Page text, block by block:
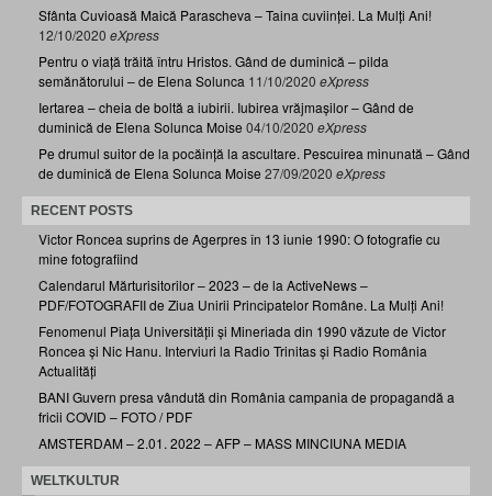
Sfânta Cuvioasă Maică Parascheva – Taina cuviinței. La Mulți Ani!
12/10/2020 eXpress
Pentru o viață trăită întru Hristos. Gând de duminică – pilda
semănătorului – de Elena Solunca 11/10/2020 eXpress
Iertarea – cheia de boltă a iubirii. Iubirea vrăjmașilor – Gând de
duminică de Elena Solunca Moise 04/10/2020 eXpress
Pe drumul suitor de la pocăință la ascultare. Pescuirea minunată – Gând
de duminică de Elena Solunca Moise 27/09/2020 eXpress
RECENT POSTS
Victor Roncea suprins de Agerpres în 13 iunie 1990: O fotografie cu
mine fotografiind
Calendarul Mărturisitorilor – 2023 – de la ActiveNews –
PDF/FOTOGRAFII de Ziua Unirii Principatelor Române. La Mulți Ani!
Fenomenul Piața Universității și Mineriada din 1990 văzute de Victor
Roncea și Nic Hanu. Interviuri la Radio Trinitas și Radio România
Actualități
BANI Guvern presa vândută din România campania de propagandă a
fricii COVID – FOTO / PDF
AMSTERDAM – 2.01. 2022 – AFP – MASS MINCIUNA MEDIA
WELTKULTUR